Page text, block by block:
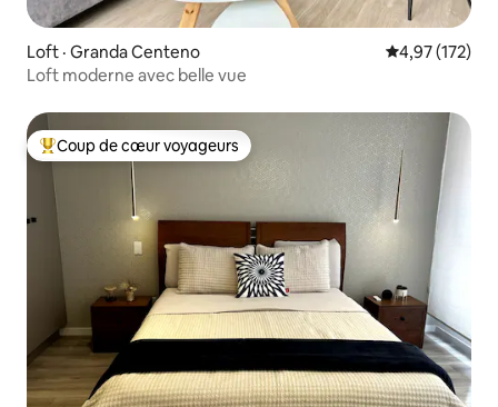
Loft · Granda Centeno Note
4,97 (172)
Loft moderne avec belle vue
Coup de cœur voyageurs parmi les plus aimés
Coup de cœur voyageurs